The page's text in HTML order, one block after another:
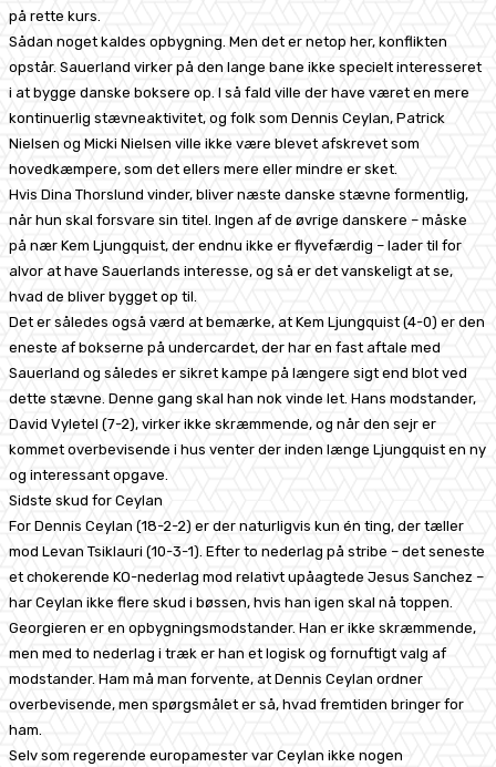
på rette kurs.
Sådan noget kaldes opbygning. Men det er netop her, konflikten
opstår. Sauerland virker på den lange bane ikke specielt interesseret
i at bygge danske boksere op. I så fald ville der have været en mere
kontinuerlig stævneaktivitet, og folk som Dennis Ceylan, Patrick
Nielsen og Micki Nielsen ville ikke være blevet afskrevet som
hovedkæmpere, som det ellers mere eller mindre er sket.
Hvis Dina Thorslund vinder, bliver næste danske stævne formentlig,
når hun skal forsvare sin titel. Ingen af de øvrige danskere – måske
på nær Kem Ljungquist, der endnu ikke er flyvefærdig – lader til for
alvor at have Sauerlands interesse, og så er det vanskeligt at se,
hvad de bliver bygget op til.
Det er således også værd at bemærke, at Kem Ljungquist (4-0) er den
eneste af bokserne på undercardet, der har en fast aftale med
Sauerland og således er sikret kampe på længere sigt end blot ved
dette stævne. Denne gang skal han nok vinde let. Hans modstander,
David Vyletel (7-2), virker ikke skræmmende, og når den sejr er
kommet overbevisende i hus venter der inden længe Ljungquist en ny
og interessant opgave.
Sidste skud for Ceylan
For Dennis Ceylan (18-2-2) er der naturligvis kun én ting, der tæller
mod Levan Tsiklauri (10-3-1). Efter to nederlag på stribe – det seneste
et chokerende KO-nederlag mod relativt upåagtede Jesus Sanchez –
har Ceylan ikke flere skud i bøssen, hvis han igen skal nå toppen.
Georgieren er en opbygningsmodstander. Han er ikke skræmmende,
men med to nederlag i træk er han et logisk og fornuftigt valg af
modstander. Ham må man forvente, at Dennis Ceylan ordner
overbevisende, men spørgsmålet er så, hvad fremtiden bringer for
ham.
Selv som regerende europamester var Ceylan ikke nogen